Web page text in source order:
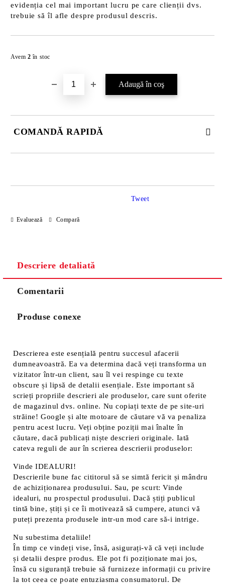
evidenția cel mai important lucru pe care clienții dvs.
trebuie să îl afle despre produsul descris.
Avem 2 în stoc
COMANDĂ RAPIDĂ
Evaluează Compară
Tweet
Descriere detaliată
Comentarii
Produse conexe
Descrierea este esențială pentru succesul afacerii
dumneavoastră. Ea va determina dacă veți transforma un
vizitator într-un client, sau îl vei respinge cu texte
obscure și lipsă de detalii esențiale. Este important să
scrieți propriile descrieri ale produselor, care sunt oferite
de magazinul dvs. online. Nu copiați texte de pe site-uri
străine! Google și alte motoare de căutare vă va penaliza
pentru acest lucru. Veți obține poziții mai înalte în
căutare, dacă publicați niște descrieri originale. Iată
cateva reguli de aur în scrierea descrierii produselor:
Vinde IDEALURI!
Descrierile bune fac cititorul să se simtă fericit și mândru
de achiziționarea produsului. Sau, pe scurt: Vinde
idealuri, nu prospectul produsului. Dacă știți publicul
tintă bine, știți și ce îi motivează să cumpere, atunci vă
puteți prezenta produsele intr-un mod care să-i intrige.
Nu subestima detaliile!
În timp ce vindeți vise, însă, asigurați-vă că veți include
și detalii despre produs. Ele pot fi poziționate mai jos,
însă cu siguranță trebuie să furnizeze informații cu privire
la tot ceea ce poate entuziasma consumatorul. De